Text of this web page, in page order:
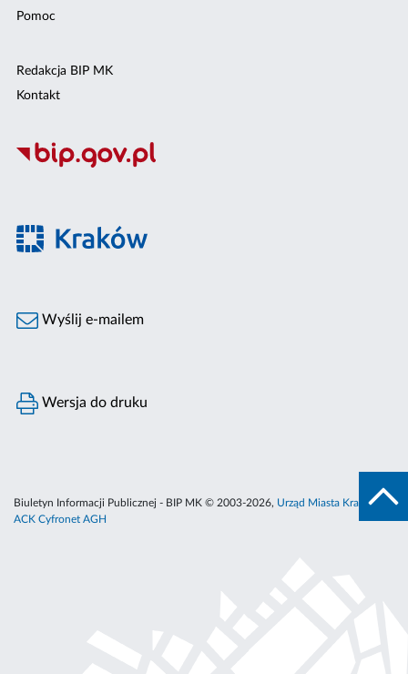
Pomoc
Redakcja BIP MK
Kontakt
Wyślij e-mailem
Wersja do druku
Biuletyn Informacji Publicznej - BIP MK © 2003-2026, Urząd Miasta Krakowa
ACK Cyfronet AGH